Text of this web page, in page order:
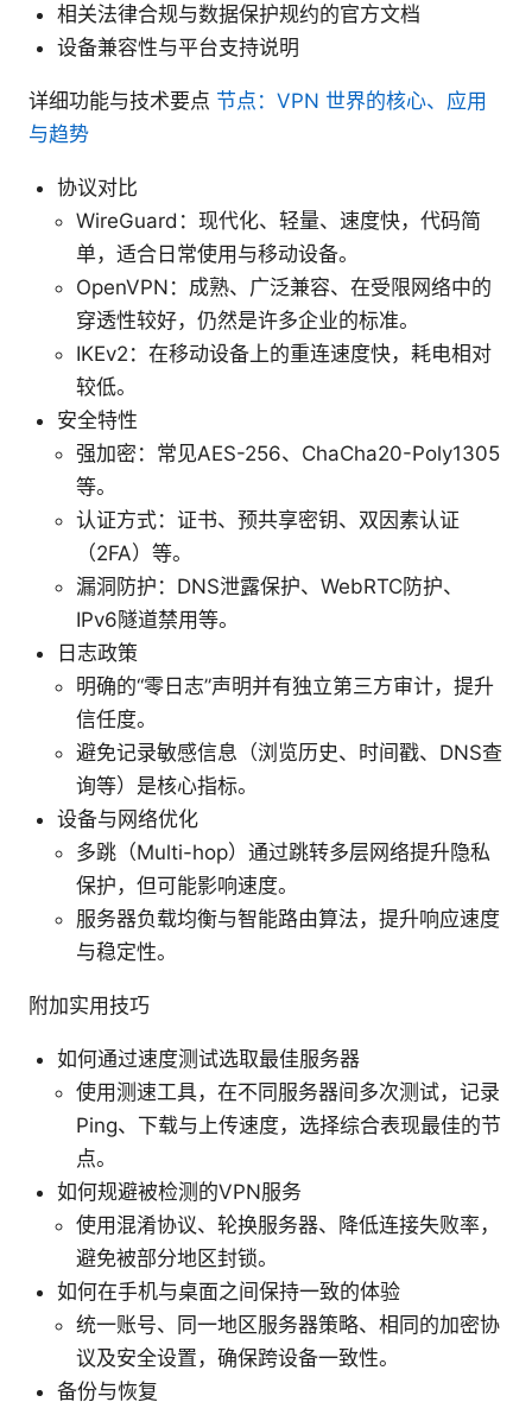
相关法律合规与数据保护规约的官方文档
设备兼容性与平台支持说明
详细功能与技术要点 节点：VPN 世界的核心、应用
与趋势
协议对比
WireGuard：现代化、轻量、速度快，代码简
单，适合日常使用与移动设备。
OpenVPN：成熟、广泛兼容、在受限网络中的
穿透性较好，仍然是许多企业的标准。
IKEv2：在移动设备上的重连速度快，耗电相对
较低。
安全特性
强加密：常见AES-256、ChaCha20-Poly1305
等。
认证方式：证书、预共享密钥、双因素认证
（2FA）等。
漏洞防护：DNS泄露保护、WebRTC防护、
IPv6隧道禁用等。
日志政策
明确的“零日志”声明并有独立第三方审计，提升
信任度。
避免记录敏感信息（浏览历史、时间戳、DNS查
询等）是核心指标。
设备与网络优化
多跳（Multi-hop）通过跳转多层网络提升隐私
保护，但可能影响速度。
服务器负载均衡与智能路由算法，提升响应速度
与稳定性。
附加实用技巧
如何通过速度测试选取最佳服务器
使用测速工具，在不同服务器间多次测试，记录
Ping、下载与上传速度，选择综合表现最佳的节
点。
如何规避被检测的VPN服务
使用混淆协议、轮换服务器、降低连接失败率，
避免被部分地区封锁。
如何在手机与桌面之间保持一致的体验
统一账号、同一地区服务器策略、相同的加密协
议及安全设置，确保跨设备一致性。
备份与恢复